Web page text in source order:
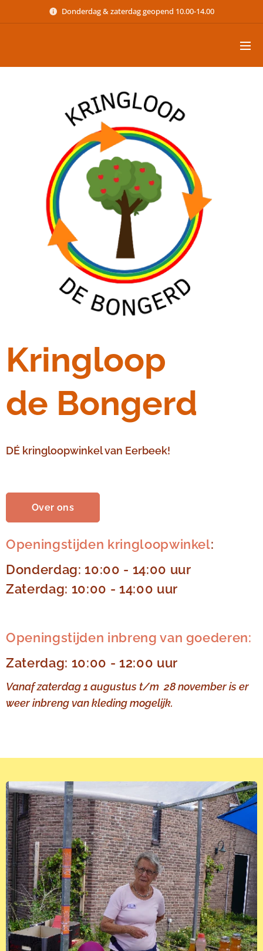
Donderdag & zaterdag geopend 10.00-14.00
Kringloop
de Bongerd
DÉ kringloopwinkel van Eerbeek!
Over ons
Openingstijden kringloopwinkel:
Donderdag: 10:00 - 14:00 uur
Zaterdag: 10:00 - 14:00 uur
Openingstijden inbreng van goederen:
Zaterdag: 10:00 - 12:00 uur
Vanaf zaterdag 1 augustus t/m 28 november is er
weer inbreng van kleding mogelijk.